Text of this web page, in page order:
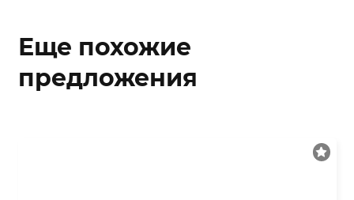
Еще похожие
предложения